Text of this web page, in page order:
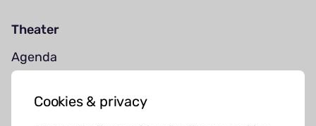
Cookies & privacy
Theater
Agenda